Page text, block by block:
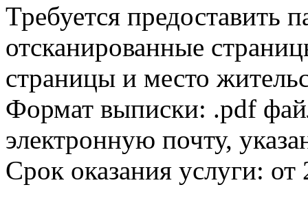
Требуется предоставить
отсканированные
страницы и место
Формат выписки: .pdf
электронную почту,
Срок оказания услуги: от